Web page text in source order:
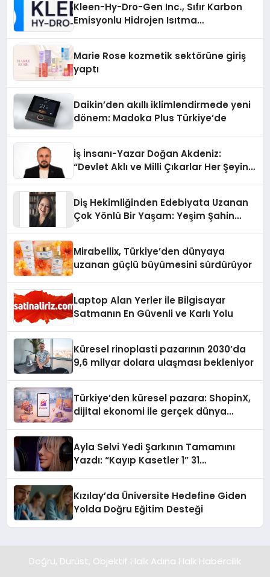
Kleen-Hy-Dro-Gen Inc., Sıfır Karbon
Emisyonlu Hidrojen Isıtma
Marie Rose kozmetik sektörüne giriş
yaptı
Daikin’den akıllı iklimlendirmede yeni
dönem: Madoka Plus Türkiye’de
İş İnsanı-Yazar Doğan Akdeniz:
“Devlet Aklı ve Milli Çıkarlar Her Şeyin
Diş Hekimliğinden Edebiyata Uzanan
Çok Yönlü Bir Yaşam: Yeşim Şahin
Mirabellix, Türkiye’den dünyaya
uzanan güçlü büyümesini sürdürüyor
Laptop Alan Yerler ile Bilgisayar
Satmanın En Güvenli ve Karlı Yolu
Küresel rinoplasti pazarının 2030’da
9,6 milyar dolara ulaşması bekleniyor
Türkiye’den küresel pazara: ShopinX,
dijital ekonomi ile gerçek dünya
Ayla Selvi Yedi Şarkının Tamamını
Yazdı: “Kayıp Kasetler 1” 31
Kızılay’da Üniversite Hedefine Giden
Yolda Doğru Eğitim Desteği
Doğru, Dürüst, Objektif Halk Adına Halk Habercilik